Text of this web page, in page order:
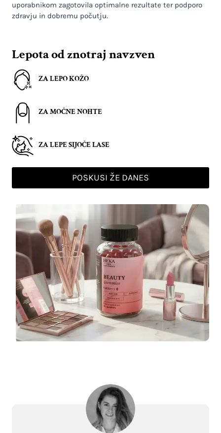
uporabnikom zagotovila optimalne rezultate ter podporo
zdravju in dobremu počutju.
Lepota od znotraj navzven
ZA LEPO KOŽO
ZA MOČNE NOHTE
ZA LEPE SIJOČE LASE
POSKUSI ŽE DANES